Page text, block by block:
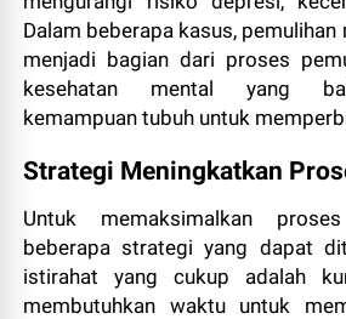
Dalam beberapa kasus,
menjadi bagian dari proses
kesehatan mental yang
kemampuan tubuh untuk
Strategi Meningkatkan
Untuk memaksimalkan
beberapa strategi yang dapat
istirahat yang cukup adalah
membutuhkan waktu untuk